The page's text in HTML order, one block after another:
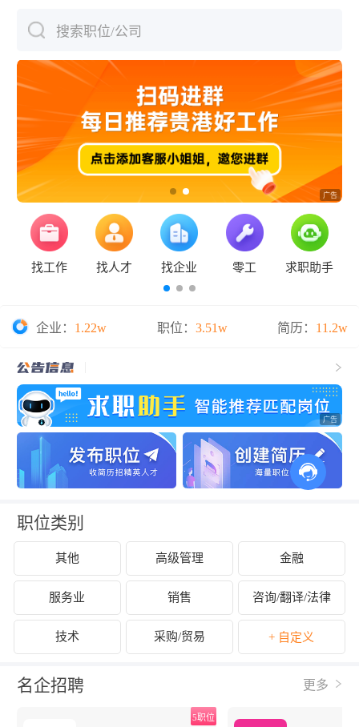
搜索职位/公司
找工作 找人才 找企业 零工 求职助手
企业： 1.22w 职位： 3.51w 简历： 11.2w
职位类别
其他 高级管理 金融
服务业 销售 咨询/翻译/法律
技术 采购/贸易 + 自定义
名企招聘 更多
5职位